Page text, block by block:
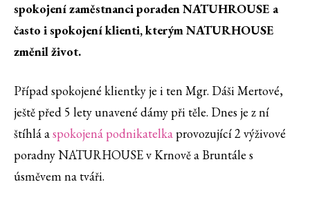
spokojení zaměstnanci poraden NATUHROUSE a
často i spokojení klienti, kterým NATURHOUSE
změnil život.
Případ spokojené klientky je i ten Mgr. Dáši Mertové,
ještě před 5 lety unavené dámy při těle. Dnes je z ní
štíhlá aspokojená podnikatelkaprovozující 2 výživové
poradny NATURHOUSE v Krnově a Bruntále s
úsměvem na tváři.